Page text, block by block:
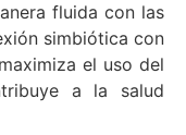
fluida con las
simbiótica con
el uso del
a la salud